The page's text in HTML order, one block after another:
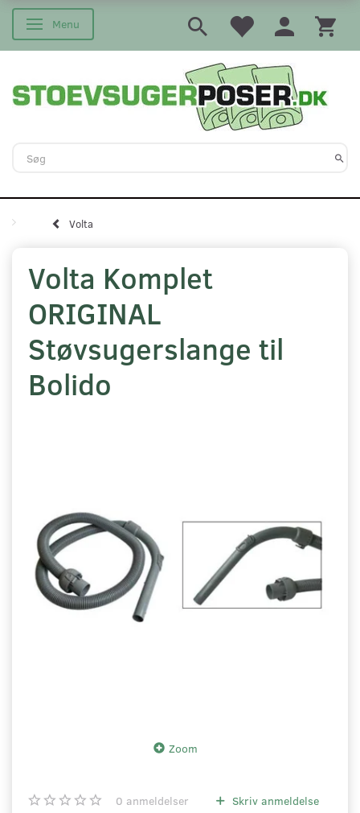
Skifte navigation
Menu
Volta
Volta Komplet
ORIGINAL
Støvsugerslange til
Bolido
Zoom
0 anmeldelser Skriv anmeldelse